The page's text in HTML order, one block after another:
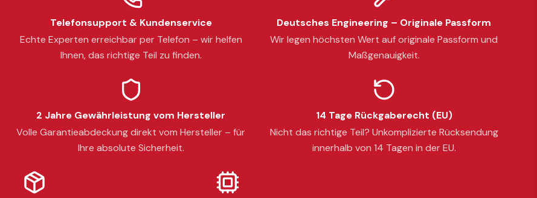
Telefonsupport & Kundenservice
Echte Experten erreichbar per Telefon – wir helfen
Ihnen, das richtige Teil zu finden.
Deutsches Engineering – Originale Passform
Wir legen höchsten Wert auf originale Passform und
Maßgenauigkeit.
2 Jahre Gewährleistung vom Hersteller
Volle Garantieabdeckung direkt vom Hersteller – für
Ihre absolute Sicherheit.
14 Tage Rückgaberecht (EU)
Nicht das richtige Teil? Unkomplizierte Rücksendung
innerhalb von 14 Tagen in der EU.